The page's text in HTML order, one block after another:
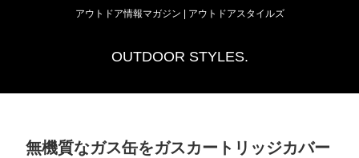
アウトドア情報マガジン | アウトドアスタイルズ
OUTDOOR STYLES.
無機質なガス缶をガスカートリッジカバー